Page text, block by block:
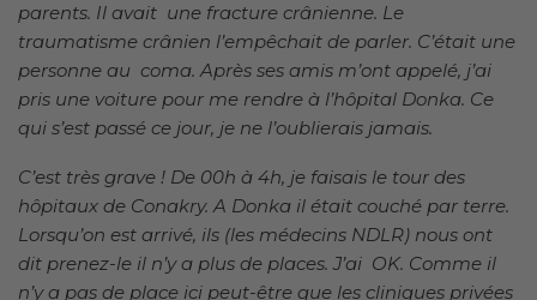
parents. Il avait une fracture crânienne. Le
traumatisme crânien l’empêchait de parler. C’était une
personne au coma. Après ses amis m’ont appelé, j’ai
pris une voiture pour me rendre à l’hôpital Donka. Ce
qui s’est passé ce jour, je ne l’oublierais jamais.
C’est très grave ! De 00h à 4h, je faisais le tour des
hôpitaux de Conakry. A Donka il était couché par terre.
Lorsqu’on est arrivé, ils (les médecins NDLR) nous ont
dit prenez-le il n’y a plus de places. J’ai OK. Comme il
n’y a pas de place ici peut-être que les cliniques privées